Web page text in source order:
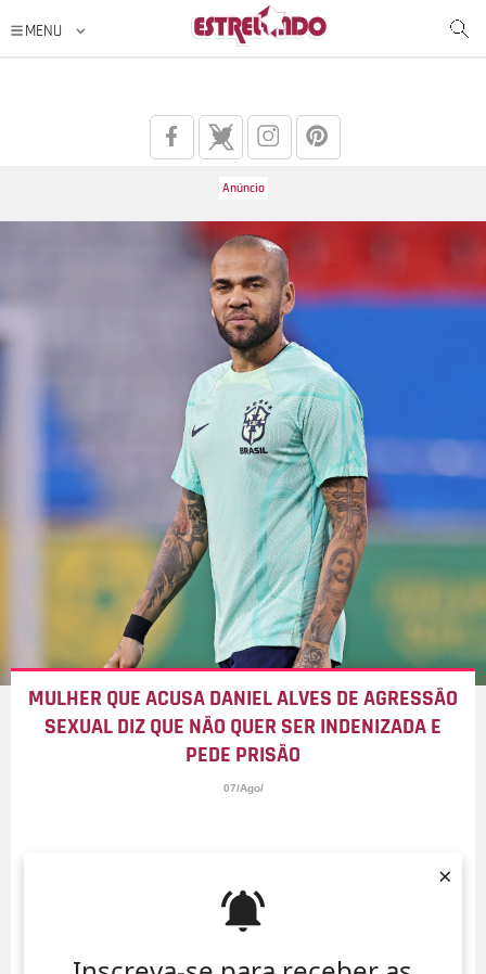
×
MULHER QUE ACUSA DANIEL ALVES DE AGRESSÃO
SEXUAL DIZ QUE NÃO QUER SER INDENIZADA E
PEDE PRISÃO
07/Ago/